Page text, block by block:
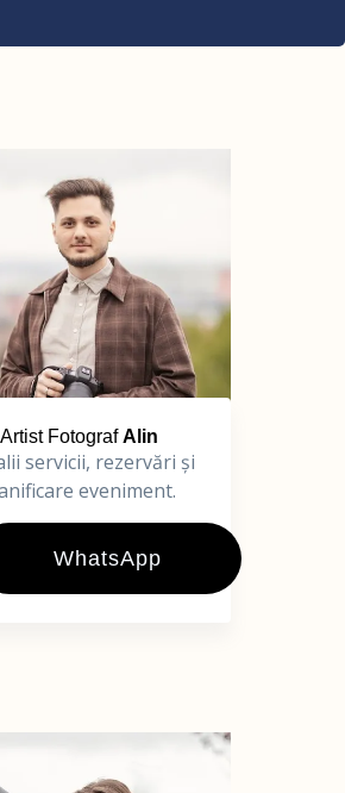
Artist FotografAlin
servicii, rezervări și
eveniment.
WhatsApp